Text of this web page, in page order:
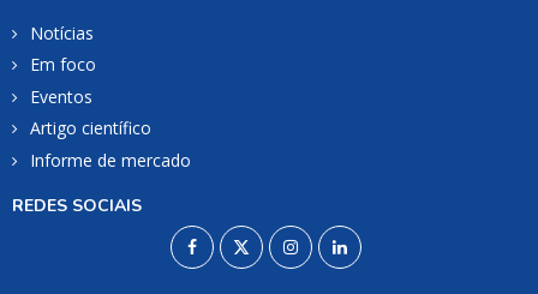
Notícias
Em foco
Eventos
Artigo científico
Informe de mercado
REDES SOCIAIS